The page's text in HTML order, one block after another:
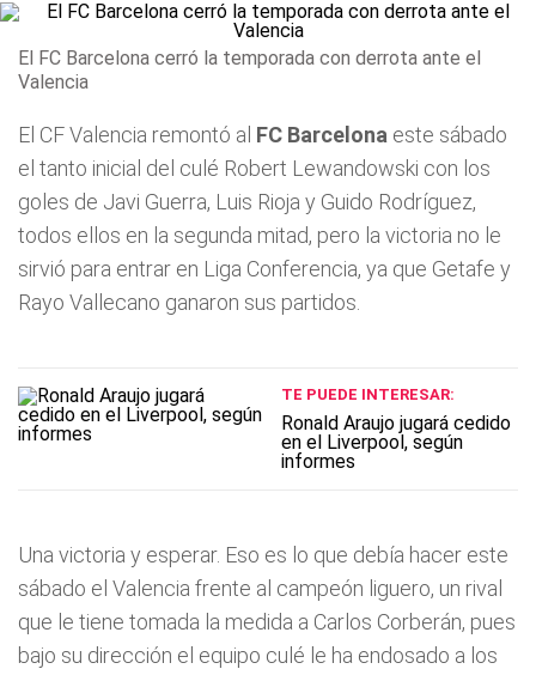
El FC Barcelona cerró la temporada con derrota ante el
Valencia
El CF Valencia remontó al FC Barcelona este sábado
el tanto inicial del culé Robert Lewandowski con los
goles de Javi Guerra, Luis Rioja y Guido Rodríguez,
todos ellos en la segunda mitad, pero la victoria no le
sirvió para entrar en Liga Conferencia, ya que Getafe y
Rayo Vallecano ganaron sus partidos.
TE PUEDE INTERESAR:
Ronald Araujo jugará cedido
en el Liverpool, según
informes
Una victoria y esperar. Eso es lo que debía hacer este
sábado el Valencia frente al campeón liguero, un rival
que le tiene tomada la medida a Carlos Corberán, pues
bajo su dirección el equipo culé le ha endosado a los